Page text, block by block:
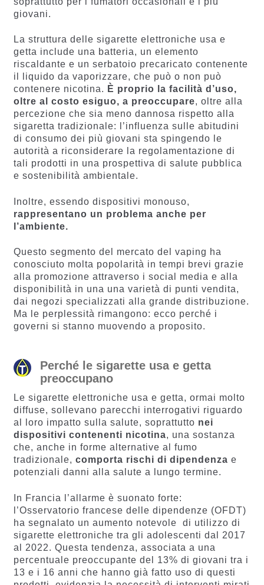
giovani.
La struttura delle sigarette elettroniche usa e
getta include una batteria, un elemento
riscaldante e un serbatoio precaricato contenente
il liquido da vaporizzare, che può o non può
contenere nicotina. È proprio la facilità d’uso,
oltre al costo esiguo, a preoccupare, oltre alla
percezione che sia meno dannosa rispetto alla
sigaretta tradizionale: l’influenza sulle abitudini
di consumo dei più giovani sta spingendo le
autorità a riconsiderare la regolamentazione di
tali prodotti in una prospettiva di salute pubblica
e sostenibilità ambientale​​.
Inoltre, essendo dispositivi monouso,
rappresentano un problema anche per
l’ambiente.
Questo segmento del mercato del vaping ha
conosciuto molta popolarità in tempi brevi grazie
alla promozione attraverso i social media e alla
disponibilità in una una varietà di punti vendita,
dai negozi specializzati alla grande distribuzione.
Ma le perplessità rimangono: ecco perché i
governi si stanno muovendo a proposito.
Perché le sigarette usa e getta
preoccupano
Le sigarette elettroniche usa e getta, ormai molto
diffuse, sollevano parecchi interrogativi riguardo
al loro impatto sulla salute, soprattutto nei
dispositivi contenenti nicotina, una sostanza
che, anche in forme alternative al fumo
tradizionale, comporta rischi di dipendenza e
potenziali danni alla salute a lungo termine.
In Francia l’allarme è suonato forte:
l’Osservatorio francese delle dipendenze (OFDT)
ha segnalato un aumento notevole di utilizzo di
sigarette elettroniche tra gli adolescenti dal 2017
al 2022. Questa tendenza, associata a una
percentuale preoccupante del 13% di giovani tra i
13 e i 16 anni che hanno già fatto uso di questi